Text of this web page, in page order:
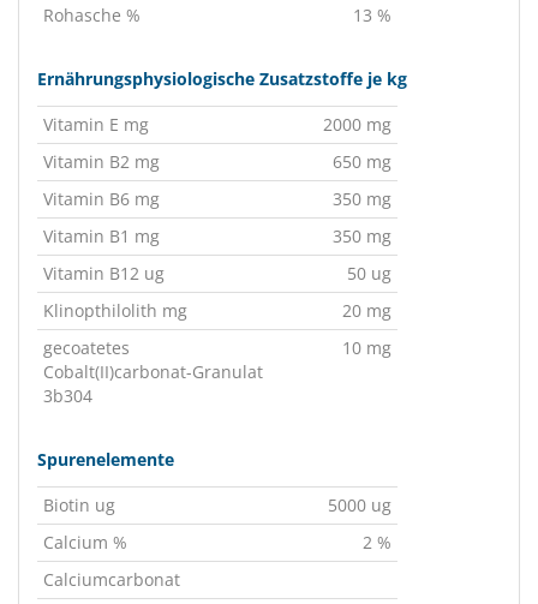
Rohasche %
13 %
Ernährungsphysiologische Zusatzstoffe je kg
Vitamin E mg
2000 mg
Vitamin B2 mg
650 mg
Vitamin B6 mg
350 mg
Vitamin B1 mg
350 mg
Vitamin B12 ug
50 ug
Klinopthilolith mg
20 mg
gecoatetes
Cobalt(II)carbonat-Granulat
3b304
10 mg
Spurenelemente
Biotin ug
5000 ug
Calcium %
2 %
Calciumcarbonat